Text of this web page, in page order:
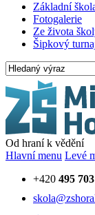
Základní
Fotogalerie
Ze života
Šipkový
Od hraní k vědění
Hlavní menu Levé
+420 495